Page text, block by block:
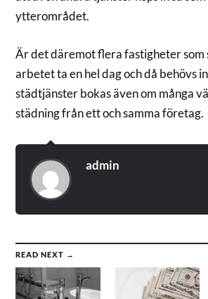
ytterområdet.
Är det däremot flera fastigheter som
arbetet ta en hel dag och då behövs
städtjänster bokas även om många
städning från ett och samma företag.
admin
READ NEXT →